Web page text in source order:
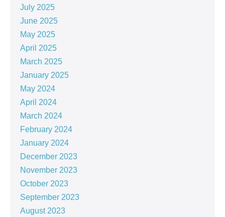
July 2025
June 2025
May 2025
April 2025
March 2025
January 2025
May 2024
April 2024
March 2024
February 2024
January 2024
December 2023
November 2023
October 2023
September 2023
August 2023